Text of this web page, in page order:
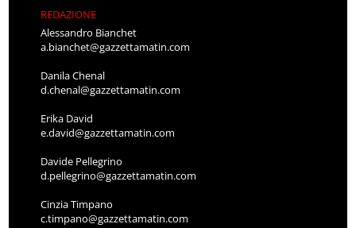
REDAZIONE
Alessandro Bianchet
a.bianchet@gazzettamatin.com
Danila Chenal
d.chenal@gazzettamatin.com
Erika David
e.david@gazzettamatin.com
Davide Pellegrino
d.pellegrino@gazzettamatin.com
Cinzia Timpano
c.timpano@gazzettamatin.com